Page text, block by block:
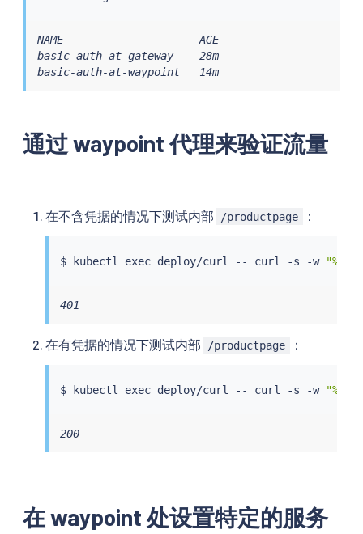
NAME                     AGE
basic-auth-at-gateway    28m
basic-auth-at-waypoint   14m
通过 waypoint 代理来验证流量
在不含凭据的情况下测试内部 /productpage ：
$ kubectl exec deploy/curl -- curl -s -w
401
在有凭据的情况下测试内部 /productpage ：
$ kubectl exec deploy/curl -- curl -s -w
200
在 waypoint 处设置特定的服务